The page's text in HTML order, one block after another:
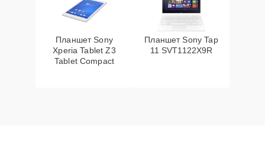
Планшет Sony
Xperia Tablet Z3
Tablet Compact
Планшет Sony Tap
11 SVT1122X9R